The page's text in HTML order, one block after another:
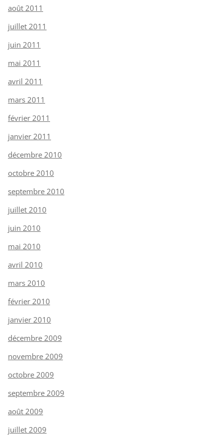
août 2011
juillet 2011
juin 2011
mai 2011
avril 2011
mars 2011
février 2011
janvier 2011
décembre 2010
octobre 2010
septembre 2010
juillet 2010
juin 2010
mai 2010
avril 2010
mars 2010
février 2010
janvier 2010
décembre 2009
novembre 2009
octobre 2009
septembre 2009
août 2009
juillet 2009